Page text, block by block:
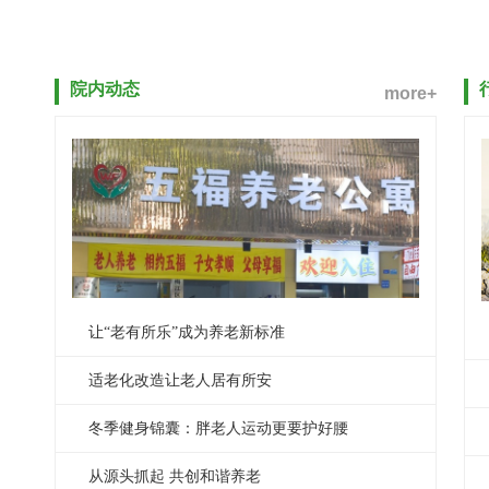
院内动态 more+
让“老有所乐”成为养老新标准
适老化改造让老人居有所安
冬季健身锦囊：胖老人运动更要护好腰
从源头抓起 共创和谐养老